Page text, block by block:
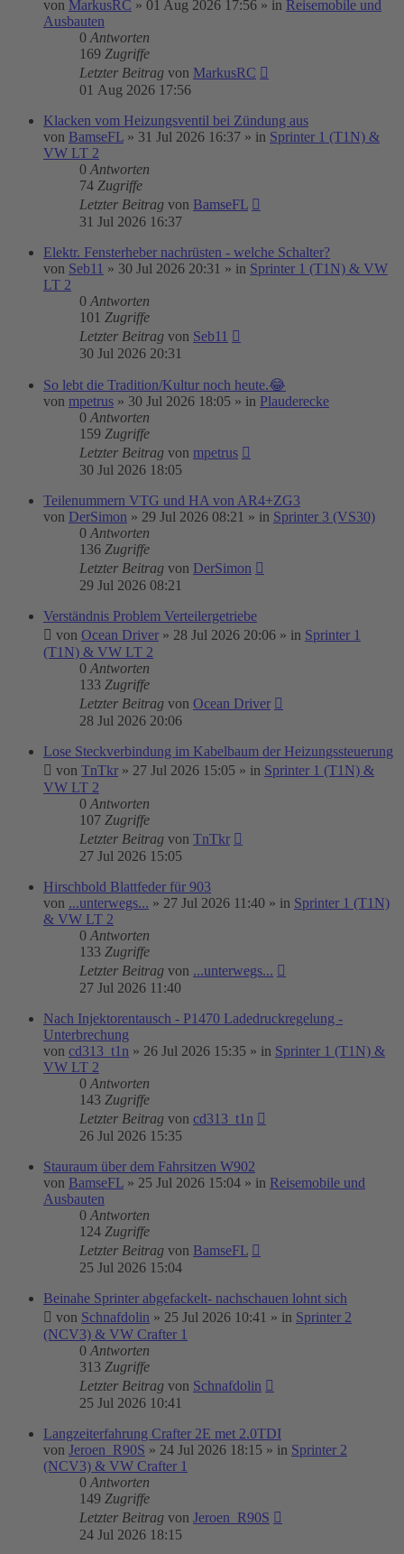
von MarkusRC » 01 Aug 2026 17:56 » in Reisemobile und
Ausbauten
0 Antworten
169 Zugriffe
Letzter Beitrag von MarkusRC
01 Aug 2026 17:56
Klacken vom Heizungsventil bei Zündung aus
von BamseFL » 31 Jul 2026 16:37 » in Sprinter 1 (T1N) &
VW LT 2
0 Antworten
74 Zugriffe
Letzter Beitrag von BamseFL
31 Jul 2026 16:37
Elektr. Fensterheber nachrüsten - welche Schalter?
von Seb11 » 30 Jul 2026 20:31 » in Sprinter 1 (T1N) & VW
LT 2
0 Antworten
101 Zugriffe
Letzter Beitrag von Seb11
30 Jul 2026 20:31
So lebt die Tradition/Kultur noch heute.😂
von mpetrus » 30 Jul 2026 18:05 » in Plauderecke
0 Antworten
159 Zugriffe
Letzter Beitrag von mpetrus
30 Jul 2026 18:05
Teilenummern VTG und HA von AR4+ZG3
von DerSimon » 29 Jul 2026 08:21 » in Sprinter 3 (VS30)
0 Antworten
136 Zugriffe
Letzter Beitrag von DerSimon
29 Jul 2026 08:21
Verständnis Problem Verteilergetriebe
von Ocean Driver » 28 Jul 2026 20:06 » in Sprinter 1
(T1N) & VW LT 2
0 Antworten
133 Zugriffe
Letzter Beitrag von Ocean Driver
28 Jul 2026 20:06
Lose Steckverbindung im Kabelbaum der Heizungssteuerung
von TnTkr » 27 Jul 2026 15:05 » in Sprinter 1 (T1N) &
VW LT 2
0 Antworten
107 Zugriffe
Letzter Beitrag von TnTkr
27 Jul 2026 15:05
Hirschbold Blattfeder für 903
von ...unterwegs... » 27 Jul 2026 11:40 » in Sprinter 1 (T1N)
& VW LT 2
0 Antworten
133 Zugriffe
Letzter Beitrag von ...unterwegs...
27 Jul 2026 11:40
Nach Injektorentausch - P1470 Ladedruckregelung -
Unterbrechung
von cd313_t1n » 26 Jul 2026 15:35 » in Sprinter 1 (T1N) &
VW LT 2
0 Antworten
143 Zugriffe
Letzter Beitrag von cd313_t1n
26 Jul 2026 15:35
Stauraum über dem Fahrsitzen W902
von BamseFL » 25 Jul 2026 15:04 » in Reisemobile und
Ausbauten
0 Antworten
124 Zugriffe
Letzter Beitrag von BamseFL
25 Jul 2026 15:04
Beinahe Sprinter abgefackelt- nachschauen lohnt sich
von Schnafdolin » 25 Jul 2026 10:41 » in Sprinter 2
(NCV3) & VW Crafter 1
0 Antworten
313 Zugriffe
Letzter Beitrag von Schnafdolin
25 Jul 2026 10:41
Langzeiterfahrung Crafter 2E met 2.0TDI
von Jeroen_R90S » 24 Jul 2026 18:15 » in Sprinter 2
(NCV3) & VW Crafter 1
0 Antworten
149 Zugriffe
Letzter Beitrag von Jeroen_R90S
24 Jul 2026 18:15